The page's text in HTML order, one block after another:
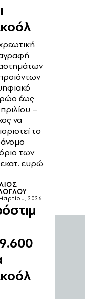
έως
–
να
το
των
ευρώ
2026